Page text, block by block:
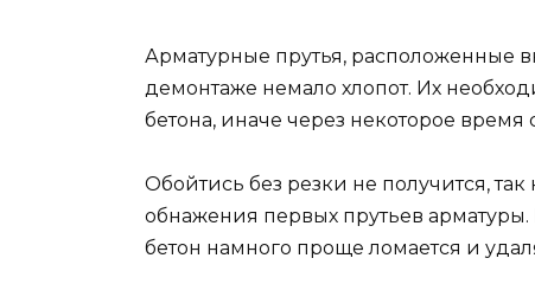
Арматурные прутья, расположенные
демонтаже немало хлопот. Их
бетона, иначе через некоторое время
Обойтись без резки не получится,
обнажения первых прутьев арматуры.
бетон намного проще ломается и